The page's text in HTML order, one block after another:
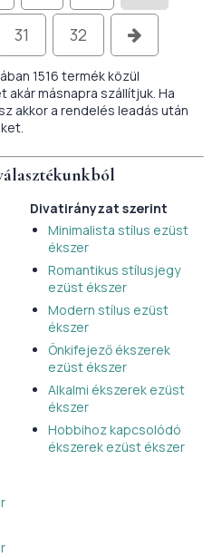
31 32
1516 termék közül
másnapra szállítjuk. Ha
akkor a rendelés leadás után
Divatirányzat szerint
Minimalista stílus ezüst
ékszer
Romantikus stílusjegy
ezüst ékszer
Modern stílus ezüst
ékszer
Önkifejező ékszerek
ezüst ékszer
Alkalmi ékszerek ezüst
ékszer
Hobbihoz kapcsolódó
ékszerek ezüst ékszer